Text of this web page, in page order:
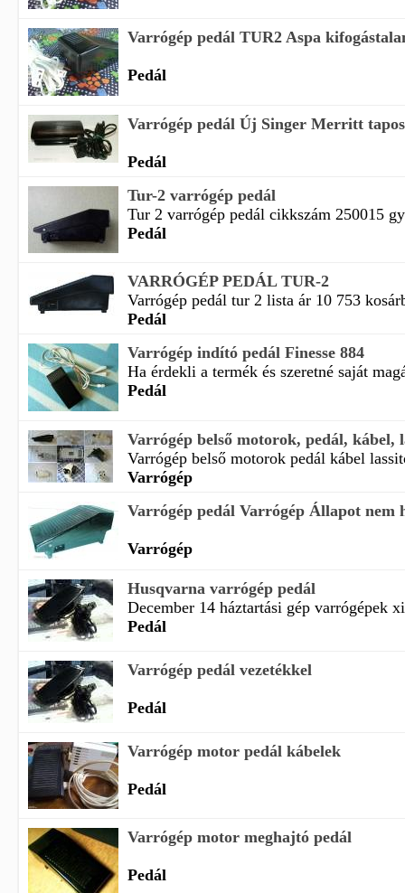
Varrógép pedál TUR2 Aspa
Pedál
Varrógép pedál Új Singer Merritt
Pedál
Tur-2 varrógép pedál
Tur 2 varrógép pedál cikkszám 250015
Pedál
VARRÓGÉP PEDÁL TUR-2
Varrógép pedál tur 2 lista ár 10 753
Pedál
Varrógép indító pedál Finesse 884
Ha érdekli a termék és szeretné saját
Pedál
Varrógép belső motorok, pedál, kábel,
Varrógép belső motorok pedál kábel
Varrógép
Varrógép pedál Varrógép Állapot nem
Varrógép
Husqvarna varrógép pedál
December 14 háztartási gép varrógépek
Pedál
Varrógép pedál vezetékkel
Pedál
Varrógép motor pedál kábelek
Pedál
Varrógép motor meghajtó pedál
Pedál